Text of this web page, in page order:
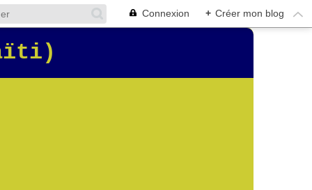
Connexion + Créer mon blog